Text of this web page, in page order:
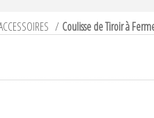
/ Coulisse de Tiroir à